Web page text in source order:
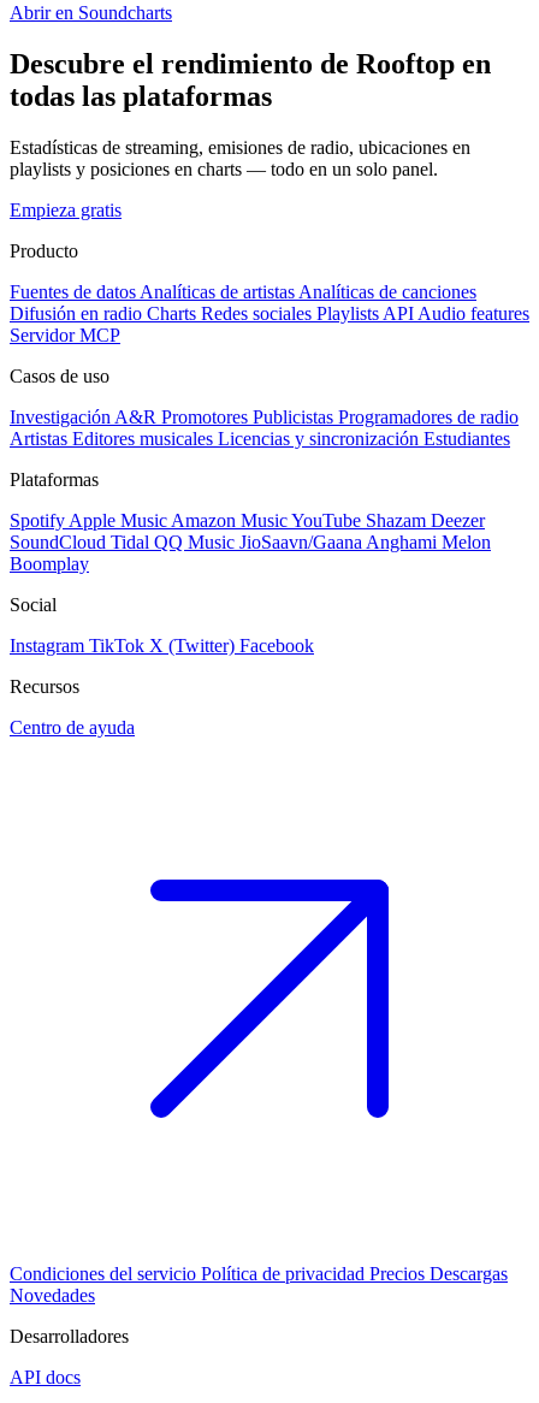
Abrir en Soundcharts
Descubre el rendimiento de Rooftop en
todas las plataformas
Estadísticas de streaming, emisiones de radio, ubicaciones en
playlists y posiciones en charts — todo en un solo panel.
Empieza gratis
Producto
Fuentes de datos Analíticas de artistas Analíticas de canciones
Difusión en radio Charts Redes sociales Playlists API Audio features
Servidor MCP
Casos de uso
Investigación A&R Promotores Publicistas Programadores de radio
Artistas Editores musicales Licencias y sincronización Estudiantes
Plataformas
Spotify Apple Music Amazon MusicYouTube Shazam Deezer
SoundCloud Tidal QQ Music JioSaavn/Gaana Anghami Melon
Boomplay
Social
Instagram TikTok X (Twitter) Facebook
Recursos
Centro de ayuda
Condiciones del servicio Política de privacidad Precios Descargas
Novedades
Desarrolladores
API docs